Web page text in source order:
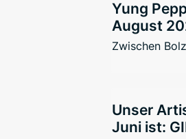
Yung
August
Zwischen
Unser
Juni ist: